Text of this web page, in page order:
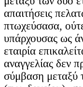
απαιτήσεις
πτωχεύσασα,
υπάρχουσας ως
εταιρία
αναγγελίας δεν
σύμβαση μεταξύ